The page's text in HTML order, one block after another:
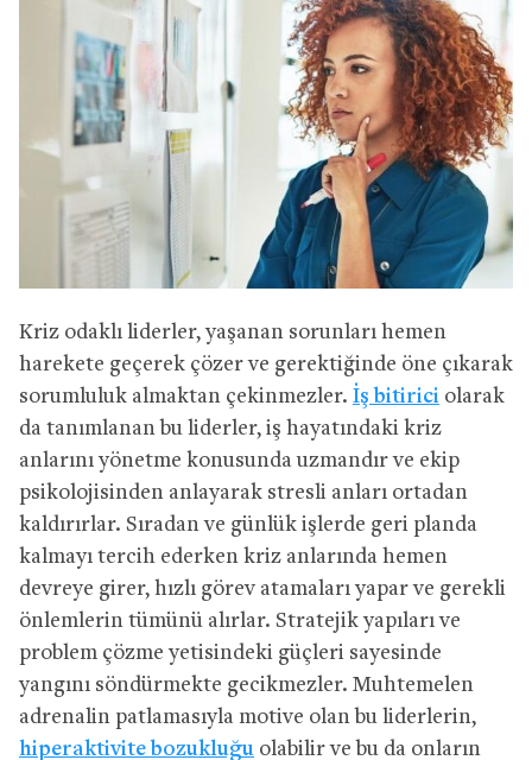
Kriz odaklı liderler, yaşanan sorunları hemen
harekete geçerek çözer ve gerektiğinde öne çıkarak
sorumluluk almaktan çekinmezler. İş bitirici olarak
da tanımlanan bu liderler, iş hayatındaki kriz
anlarını yönetme konusunda uzmandır ve ekip
psikolojisinden anlayarak stresli anları ortadan
kaldırırlar. Sıradan ve günlük işlerde geri planda
kalmayı tercih ederken kriz anlarında hemen
devreye girer, hızlı görev atamaları yapar ve gerekli
önlemlerin tümünü alırlar. Stratejik yapıları ve
problem çözme yetisindeki güçleri sayesinde
yangını söndürmekte gecikmezler. Muhtemelen
adrenalin patlamasıyla motive olan bu liderlerin,
hiperaktivite bozukluğu olabilir ve bu da onların